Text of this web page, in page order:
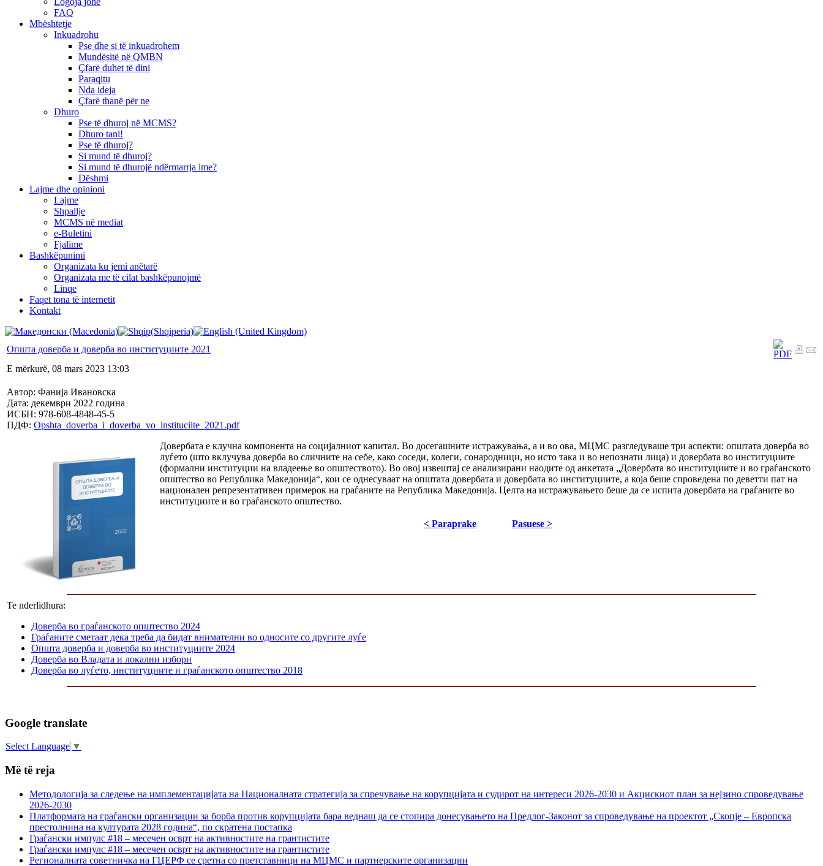
FAQ
Mbështetje
Inkuadrohu
Pse dhe si të inkuadrohem
Mundësitë në QMBN
Çfarë duhet të dini
Paraqitu
Nda ideja
Çfarë thanë për ne
Dhuro
Pse të dhuroj në MCMS?
Dhuro tani!
Pse të dhuroj?
Si mund të dhuroj?
Si mund të dhurojë ndërmarrja ime?
Dëshmi
Lajme dhe opinioni
Lajme
Shpallje
MCMS në mediat
e-Buletini
Fjalime
Bashkëpunimi
Organizata ku jemi anëtarë
Organizata me të cilat bashkëpunojmë
Linqe
Faqet tona të internetit
Kontakt
Општа доверба и доверба во институциите 2021
E mërkurë, 08 mars 2023 13:03
Автор: Фанија Ивановска
Дата: декември 2022 година
ИСБН: 978-608-4848-45-5
ПДФ: Opshta_doverba_i_doverba_vo_instituciite_2021.pdf
Довербата е клучна компонента на социјалниот капитал. Во досегашните истражувања, а и во ова, МЦМС разгледуваше три аспекти: општата доверба во
луѓето (што вклучува доверба во сличните на себе, како соседи, колеги, сонародници, но исто така и во непознати лица) и довербата во институциите
(формални институции на владеење во општеството). Во овој извештај се анализирани наодите од анкетата „Довербата во институциите и во граѓанското
општество во Република Македонија“, кои се однесуваат на општата довербата и довербата во институциите, а која беше спроведена по деветти пат на
национален репрезентативен примерок на граѓаните на Република Македонија. Целта на истражувањето беше да се испита довербата на граѓаните во
институциите и во граѓанското општество.
< Paraprake Pasuese >
Te nderlidhura:
Доверба во граѓанското општество 2024
Граѓаните сметаат дека треба да бидат внимателни во односите со другите луѓе
Општа доверба и доверба во институциите 2024
Доверба во Владата и локални избори
Доверба во луѓето, институциите и граѓанското општество 2018
Google translate
Select Language ▼
Më të reja
Методологија за следење на имплементацијата на Националната стратегија за спречување на корупцијата и судирот на интереси 2026-2030 и Акцискиот план за нејзино спроведување
2026-2030
Платформата на граѓански организации за борба против корупцијата бара веднаш да се стопира донесувањето на Предлог-Законот за спроведување на проектот „Скопје – Европска
престолнина на културата 2028 година“, по скратена постапка
Граѓански импулс #18 – месечен осврт на активностите на грантистите
Граѓански импулс #18 – месечен осврт на активностите на грантистите
Регионалната советничка на ГЦЕРФ се сретна со претставници на МЦМС и партнерските организации